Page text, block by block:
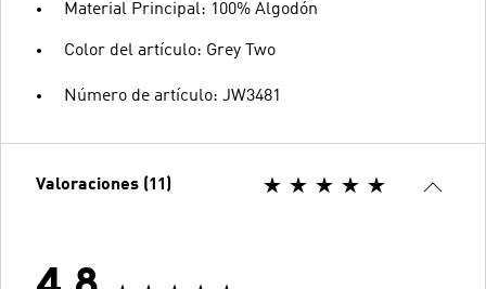
Material Principal: 100% Algodón
Color del artículo: Grey Two
Número de artículo: JW3481
Valoraciones (11)